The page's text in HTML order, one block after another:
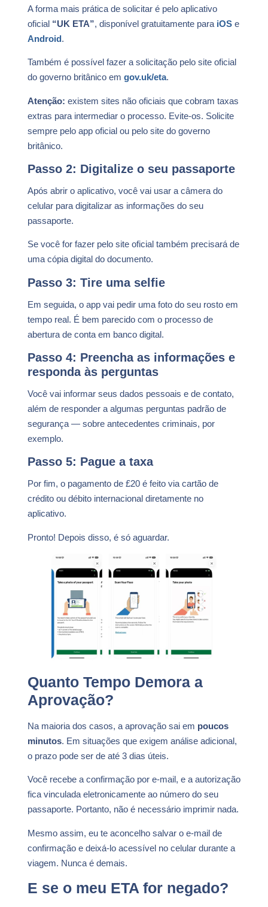
A forma mais prática de solicitar é pelo aplicativo
oficial “UK ETA”, disponível gratuitamente para iOS e
Android.
Também é possível fazer a solicitação pelo site oficial
do governo britânico em gov.uk/eta.
Atenção: existem sites não oficiais que cobram taxas
extras para intermediar o processo. Evite-os. Solicite
sempre pelo app oficial ou pelo site do governo
britânico.
Passo 2: Digitalize o seu passaporte
Após abrir o aplicativo, você vai usar a câmera do
celular para digitalizar as informações do seu
passaporte.
Se você for fazer pelo site oficial também precisará de
uma cópia digital do documento.
Passo 3: Tire uma selfie
Em seguida, o app vai pedir uma foto do seu rosto em
tempo real. É bem parecido com o processo de
abertura de conta em banco digital.
Passo 4: Preencha as informações e
responda às perguntas
Você vai informar seus dados pessoais e de contato,
além de responder a algumas perguntas padrão de
segurança — sobre antecedentes criminais, por
exemplo.
Passo 5: Pague a taxa
Por fim, o pagamento de £20 é feito via cartão de
crédito ou débito internacional diretamente no
aplicativo.
Pronto! Depois disso, é só aguardar.
Quanto Tempo Demora a
Aprovação?
Na maioria dos casos, a aprovação sai em poucos
minutos. Em situações que exigem análise adicional,
o prazo pode ser de até 3 dias úteis.
Você recebe a confirmação por e-mail, e a autorização
fica vinculada eletronicamente ao número do seu
passaporte. Portanto, não é necessário imprimir nada.
Mesmo assim, eu te aconcelho salvar o e-mail de
confirmação e deixá-lo acessível no celular durante a
viagem. Nunca é demais.
E se o meu ETA for negado?